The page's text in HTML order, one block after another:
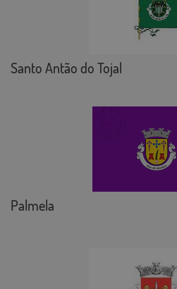
Santo Antão do Tojal
Palmela